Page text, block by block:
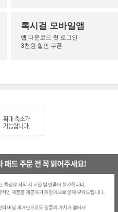
록시걸 모바일앱
앱 다운로드 첫 로그인
3천원 할인 쿠폰